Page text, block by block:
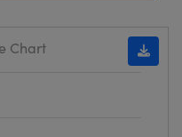
Chart